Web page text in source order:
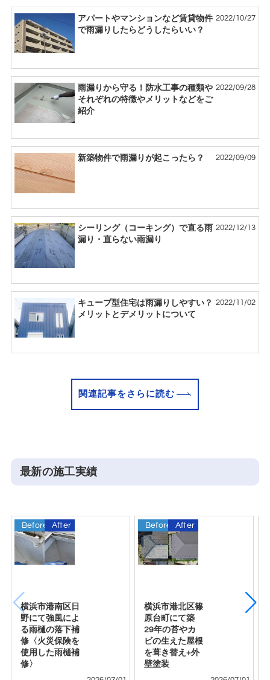
アパートやマンションなど賃貸物件
で雨漏りしたらどうしたらいい？
2022/10/27
雨漏りから守る！防水工事の種類や
それぞれの特徴やメリットなどをご
紹介
2022/09/28
新築物件で雨漏りが起こったら？ 2022/09/09
シーリング（コーキング）で直る雨
漏り・直らない雨漏り
2022/12/13
キューブ型住宅は雨漏りしやすい？
メリットとデメリットについて
2022/11/02
関連記事をさらに読む
最新の施工実績
Before After
横浜市港南区日
野にて強風によ
る雨樋の落下補
修〈火災保険を
使用した雨樋補
修〉
Before After
横浜市港北区篠
原台町にて築
29年の苔やカ
ビの生えた屋根
を葺き替え+外
壁塗装